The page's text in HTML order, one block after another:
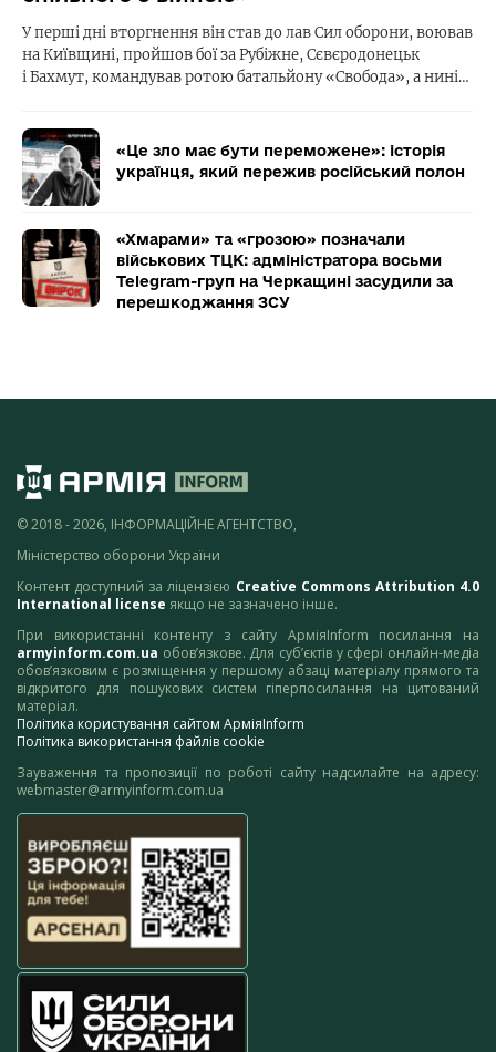
У перші дні вторгнення він став до лав Сил оборони, воював
на Київщині, пройшов бої за Рубіжне, Сєвєродонецьк
і Бахмут, командував ротою батальйону «Свобода», а нині…
«Це зло має бути переможене»: історія
українця, який пережив російський полон
«Хмарами» та «грозою» позначали
військових ТЦК: адміністратора восьми
Telegram-груп на Черкащині засудили за
перешкоджання ЗСУ
© 2018 - 2026, ІНФОРМАЦІЙНЕ АГЕНТСТВО,
Міністерство оборони України
Контент доступний за ліцензією Creative Commons Attribution 4.0
International license якщо не зазначено інше.
При використанні контенту з сайту АрміяInform посилання на
armyinform.com.ua обов’язкове. Для суб’єктів у сфері онлайн-медіа
обов’язковим є розміщення у першому абзаці матеріалу прямого та
відкритого для пошукових систем гіперпосилання на цитований
матеріал.
Політика користування сайтом АрміяInform
Політика використання файлів cookie
Зауваження та пропозиції по роботі сайту надсилайте на адресу:
webmaster@armyinform.com.ua